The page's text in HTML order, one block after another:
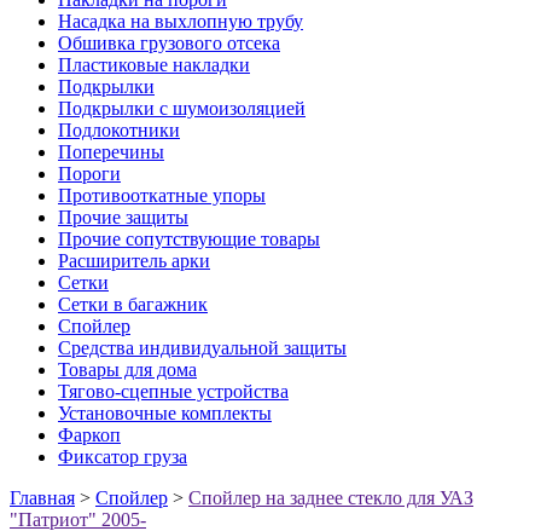
Насадка на выхлопную трубу
Обшивка грузового отсека
Пластиковые накладки
Подкрылки
Подкрылки с шумоизоляцией
Подлокотники
Поперечины
Пороги
Противооткатные упоры
Прочие защиты
Прочие сопутствующие товары
Расширитель арки
Сетки
Сетки в багажник
Спойлер
Средства индивидуальной защиты
Товары для дома
Тягово-сцепные устройства
Установочные комплекты
Фаркоп
Фиксатор груза
Главная > Спойлер > Спойлер на заднее стекло для УАЗ
"Патриот" 2005-